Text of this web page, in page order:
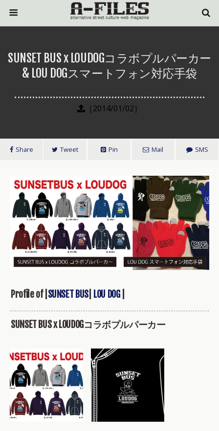
SUNSET BUS x LOUDOGコラボプルパーカー
& LOU DOGスマートフォン対応手袋
［2014/01/02］
Share Tweet Pin Mail SMS
Profile of | SUNSET BUS| LOU DOG|
SUNSET BUS x LOUDOGコラボプルパーカー